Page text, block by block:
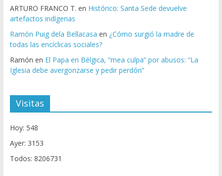
ARTURO FRANCO T. en Histórico: Santa Sede devuelve
artefactos indígenas
Ramón Puig dela Bellacasa en ¿Cómo surgió la madre de
todas las encíclicas sociales?
Ramón en El Papa en Bélgica, “mea culpa” por abusos: “La
Iglesia debe avergonzarse y pedir perdón”
Visitas
Hoy: 548
Ayer: 3153
Todos: 8206731